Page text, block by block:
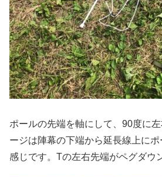
ポールの先端を軸にして、90度に
ージは陣幕の下端から延長線上に
感じです。Tの左右先端がペグダウ